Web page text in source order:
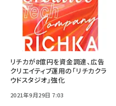
リチカが8億円を資金調達、広告
クリエイティブ運用の「リチカクラ
ウドスタジオ」強化
2021年9月29日 7:03